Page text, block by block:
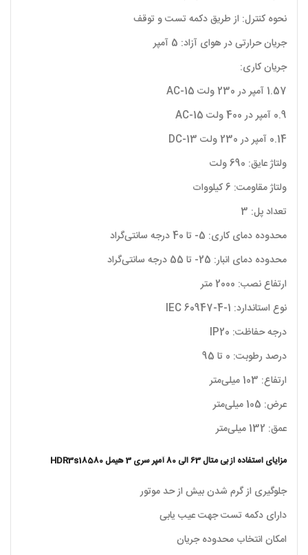
نحوه کنترل: از طریق دکمه تست و توقف
جریان حرارتی در هوای آزاد: 5 آمپر
جریان کاری:
1.57 آمپر در 230 ولت AC-15
0.9 آمپر در 400 ولت AC-15
0.14 آمپر در 230 ولت DC-13
ولتاژ عایق: 690 ولت
ولتاژ مقاومت: 6 کیلووات
تعداد پل: 3
محدوده دمای کاری: 5- تا 40 درجه سانتی‌گراد
محدوده دمای انبار: 25- تا 55 درجه سانتی‌گراد
ارتفاع نصب: 2000 متر
نوع استاندارد: IEC 60947-4-1
درجه حفاظت: IP20
درصد رطوبت: 0 تا 95
ارتفاع: 103 میلی‌متر
عرض: 105 میلی‌متر
عمق: 132 میلی‌متر
مزایای استفاده از بی متال 63 الی 80 آمپر سری 3 هیمل HDR3s18580
جلوگیری از گرم شدن بیش از حد موتور
دارای دکمه تست جهت عیب یابی
امکان انتخاب محدوده جریان